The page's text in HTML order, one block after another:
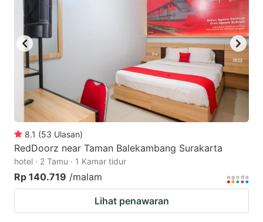
8.1 (53 Ulasan)
RedDoorz near Taman Balekambang Surakarta
hotel · 2 Tamu · 1 Kamar tidur
Rp 140.719 /malam
Lihat penawaran